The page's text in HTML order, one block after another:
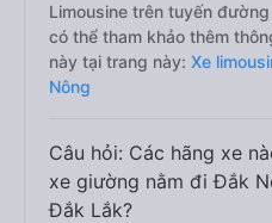
Limousine trên tuyến
có thể tham khảo thêm
này tại trang này: Xe
Nông
Câu hỏi: Các hãng xe
xe giường nằm đi Đắk
Đắk Lắk?